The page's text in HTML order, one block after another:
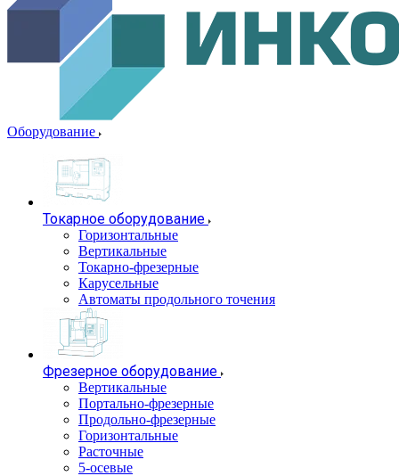
Оборудование
Токарное оборудование
Горизонтальные
Вертикальные
Токарно-фрезерные
Карусельные
Автоматы продольного точения
Фрезерное оборудование
Вертикальные
Портально-фрезерные
Продольно-фрезерные
Горизонтальные
Расточные
5-осевые